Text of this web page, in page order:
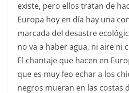
existe, pero ellos tratan de
Europa hoy en día hay una
marcada del desastre
no va a haber agua, ni aire ni
El chantaje que hacen en
que es muy feo echar a los
negros mueran en las costas